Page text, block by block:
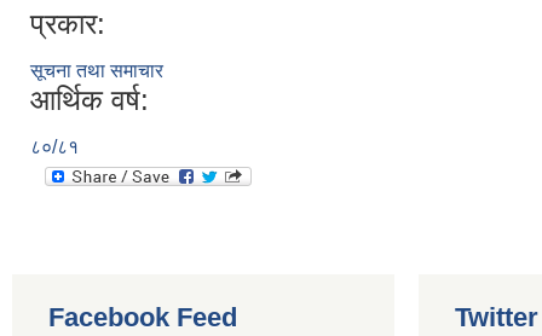
प्रकार:
सूचना तथा समाचार
आर्थिक वर्ष:
८०/८१
Facebook Feed